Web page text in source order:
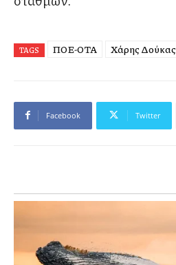
TAGS ΠΟΕ-ΟΤΑ Χάρης Δούκας
Facebook Twitter